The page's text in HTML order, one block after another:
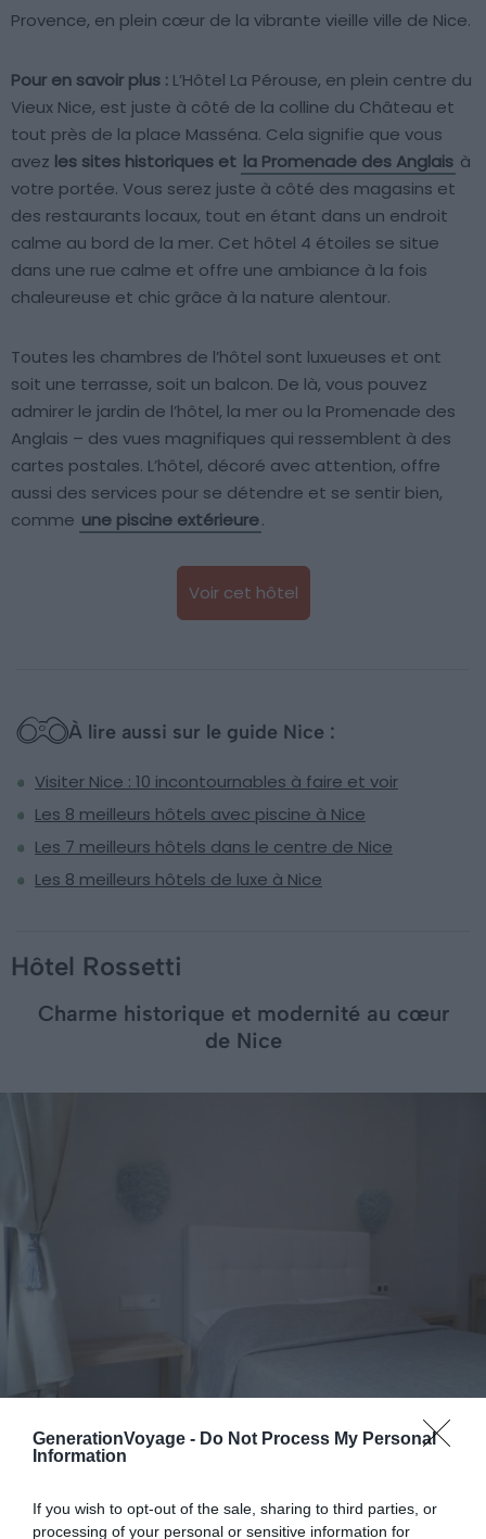
GenerationVoyage - Do Not Process My Personal
Information
If you wish to opt-out of the sale, sharing to third parties, or
processing of your personal or sensitive information for
Provence, en plein cœur de la vibrante vieille ville de Nice.
Pour en savoir plus : L’Hôtel La Pérouse, en plein centre du
Vieux Nice, est juste à côté de la colline du Château et
tout près de la place Masséna. Cela signifie que vous
avez les sites historiques et la Promenade des Anglais à
votre portée. Vous serez juste à côté des magasins et
des restaurants locaux, tout en étant dans un endroit
calme au bord de la mer. Cet hôtel 4 étoiles se situe
dans une rue calme et offre une ambiance à la fois
chaleureuse et chic grâce à la nature alentour.
Toutes les chambres de l’hôtel sont luxueuses et ont
soit une terrasse, soit un balcon. De là, vous pouvez
admirer le jardin de l’hôtel, la mer ou la Promenade des
Anglais – des vues magnifiques qui ressemblent à des
cartes postales. L’hôtel, décoré avec attention, offre
aussi des services pour se détendre et se sentir bien,
comme une piscine extérieure.
Voir cet hôtel
À lire aussi sur le guide Nice :
Visiter Nice : 10 incontournables à faire et voir
Les 8 meilleurs hôtels avec piscine à Nice
Les 7 meilleurs hôtels dans le centre de Nice
Les 8 meilleurs hôtels de luxe à Nice
Hôtel Rossetti
Charme historique et modernité au cœur
de Nice